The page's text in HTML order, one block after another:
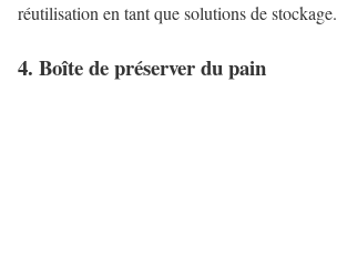
réutilisation en tant que solutions de stockage.
4. Boîte de préserver du pain